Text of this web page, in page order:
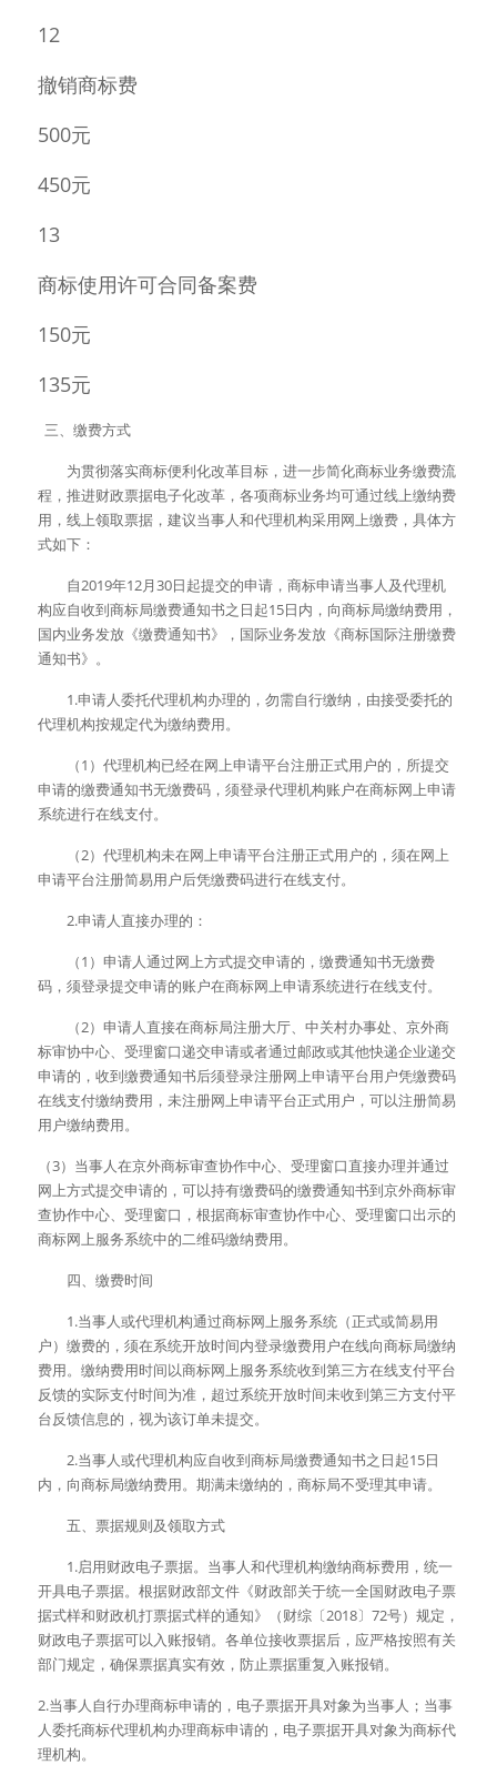
12
撤销商标费
500元
450元
13
商标使用许可合同备案费
150元
135元
  三、缴费方式
为贯彻落实商标便利化改革目标，进一步简化商标业务缴费流
程，推进财政票据电子化改革，各项商标业务均可通过线上缴纳费
用，线上领取票据，建议当事人和代理机构采用网上缴费，具体方
式如下：
自2019年12月30日起提交的申请，商标申请当事人及代理机
构应自收到商标局缴费通知书之日起15日内，向商标局缴纳费用，
国内业务发放《缴费通知书》，国际业务发放《商标国际注册缴费
通知书》。
1.申请人委托代理机构办理的，勿需自行缴纳，由接受委托的
代理机构按规定代为缴纳费用。
（1）代理机构已经在网上申请平台注册正式用户的，所提交
申请的缴费通知书无缴费码，须登录代理机构账户在商标网上申请
系统进行在线支付。
（2）代理机构未在网上申请平台注册正式用户的，须在网上
申请平台注册简易用户后凭缴费码进行在线支付。
2.申请人直接办理的：
（1）申请人通过网上方式提交申请的，缴费通知书无缴费
码，须登录提交申请的账户在商标网上申请系统进行在线支付。
（2）申请人直接在商标局注册大厅、中关村办事处、京外商
标审协中心、受理窗口递交申请或者通过邮政或其他快递企业递交
申请的，收到缴费通知书后须登录注册网上申请平台用户凭缴费码
在线支付缴纳费用，未注册网上申请平台正式用户，可以注册简易
用户缴纳费用。
（3）当事人在京外商标审查协作中心、受理窗口直接办理并通过
网上方式提交申请的，可以持有缴费码的缴费通知书到京外商标审
查协作中心、受理窗口，根据商标审查协作中心、受理窗口出示的
商标网上服务系统中的二维码缴纳费用。
四、缴费时间
1.当事人或代理机构通过商标网上服务系统（正式或简易用
户）缴费的，须在系统开放时间内登录缴费用户在线向商标局缴纳
费用。缴纳费用时间以商标网上服务系统收到第三方在线支付平台
反馈的实际支付时间为准，超过系统开放时间未收到第三方支付平
台反馈信息的，视为该订单未提交。
2.当事人或代理机构应自收到商标局缴费通知书之日起15日
内，向商标局缴纳费用。期满未缴纳的，商标局不受理其申请。
五、票据规则及领取方式
1.启用财政电子票据。当事人和代理机构缴纳商标费用，统一
开具电子票据。根据财政部文件《财政部关于统一全国财政电子票
据式样和财政机打票据式样的通知》（财综〔2018〕72号）规定，
财政电子票据可以入账报销。各单位接收票据后，应严格按照有关
部门规定，确保票据真实有效，防止票据重复入账报销。
2.当事人自行办理商标申请的，电子票据开具对象为当事人；当事
人委托商标代理机构办理商标申请的，电子票据开具对象为商标代
理机构。